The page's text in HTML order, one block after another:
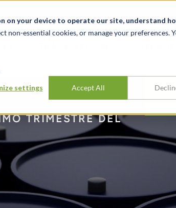
on your device to operate our site, understand
non-essential cookies, or manage your preferences.
settings Accept All
TRIMESTRE DEL